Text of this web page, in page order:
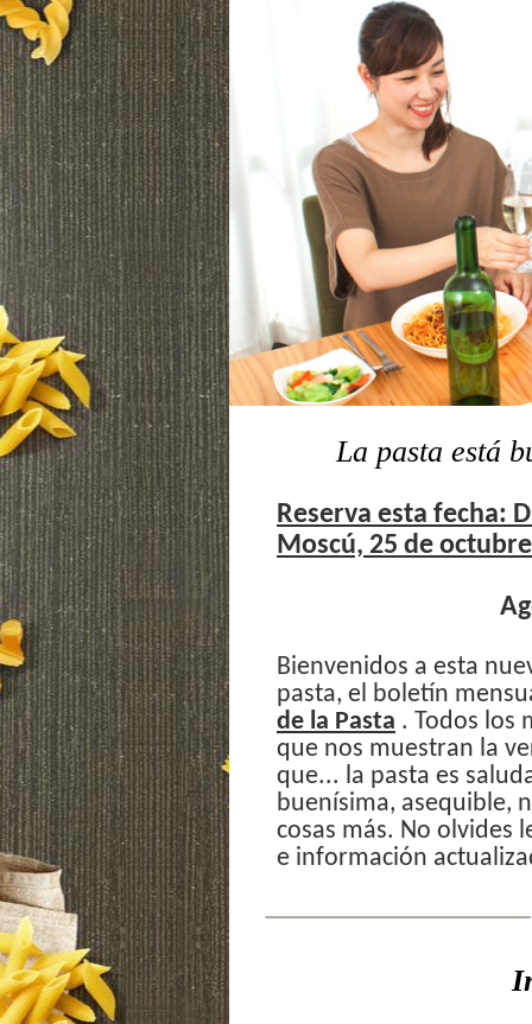
La pasta está
Reserva esta fecha:
Moscú, 25 de
Bienvenidos a esta
pasta, el boletín
de la Pasta . Todos los
que nos muestran la
que... la pasta es
buenísima, asequible,
cosas más. No olvides
e información